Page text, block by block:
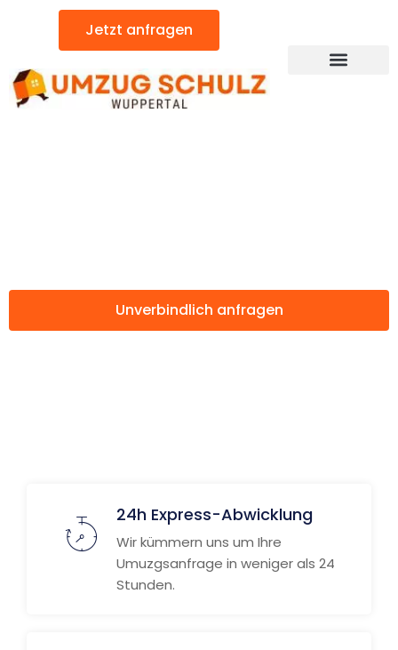
Jetzt anfragen
Unverbindlich anfragen
24h Express-Abwicklung
Wir kümmern uns um Ihre
Umuzgsanfrage in weniger als 24
Stunden.